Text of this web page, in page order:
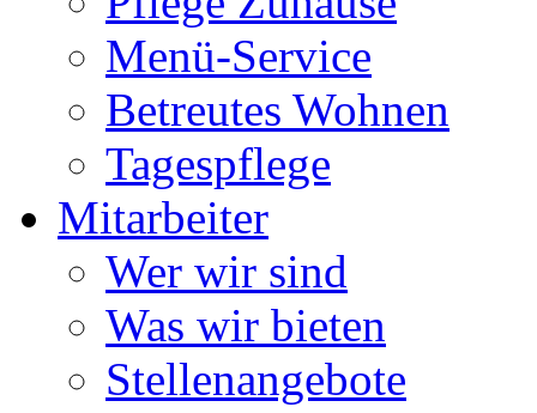
Menü-Service
Betreutes Wohnen
Tagespflege
Mitarbeiter
Wer wir sind
Was wir bieten
Stellenangebote